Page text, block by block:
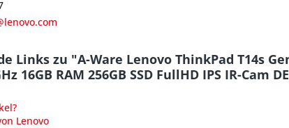
Links zu "A-Ware Lenovo ThinkPad T14s
16GB RAM 256GB SSD FullHD IPS IR-Cam DE
Lenovo